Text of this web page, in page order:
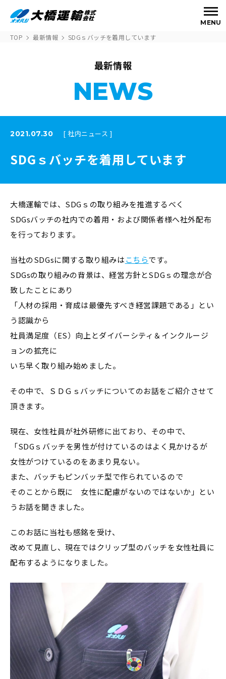
MENU
TOP 最新情報 SDGｓバッチを着用しています
最新情報
NEWS
2021.07.30 [ 社内ニュース ]
SDGｓバッチを着用しています
大橋運輸では、SDGｓの取り組みを推進するべく
SDGsバッチの社内での着用・および関係者様へ社外配布
を行っております。
当社のSDGsに関する取り組みはこちらです。
SDGsの取り組みの背景は、経営方針とSDGｓの理念が合
致したことにあり
「人材の採用・育成は最優先すべき経営課題である」とい
う認識から
社員満足度（ES）向上とダイバーシティ＆インクルージ
ョンの拡充に
いち早く取り組み始めました。
その中で、ＳＤＧｓバッチについてのお話をご紹介させて
頂きます。
現在、女性社員が社外研修に出ており、その中で、
「SDGｓバッチを男性が付けているのはよく見かけるが
女性がつけているのをあまり見ない。
また、バッチもピンバッチ型で作られているので
そのことから既に 女性に配慮がないのではないか」とい
うお話を聞きました。
このお話に当社も感銘を受け、
改めて見直し、現在ではクリップ型のバッチを女性社員に
配布するようになりました。